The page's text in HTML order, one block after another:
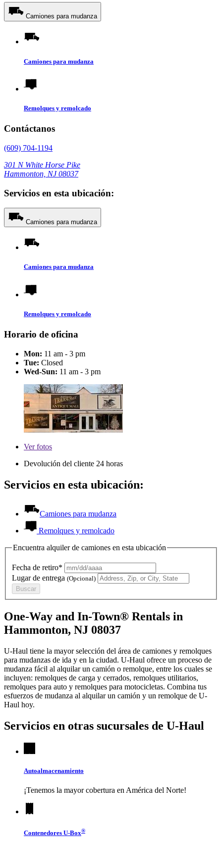
Camiones para mudanza
Camiones para mudanza
Remolques y remolcado
Contáctanos
(609) 704-1194
301 N White Horse Pike
Hammonton, NJ 08037
Servicios en esta ubicación:
Camiones para mudanza
Camiones para mudanza
Remolques y remolcado
Horario de oficina
Mon: 11 am - 3 pm
Tue: Closed
Wed-Sun: 11 am - 3 pm
Verfotos
Devolución del cliente 24 horas
Servicios en esta ubicación:
Camiones para mudanza
Remolques y remolcado
Encuentra alquiler de camiones en esta ubicación
Fecha de retiro*
Lugar de entrega (Opcional)
Buscar
One-Way and In-Town® Rentals in
Hammonton, NJ 08037
U-Haul tiene la mayor selección del área de camiones y remolques
para mudanzas de ida y en la ciudad. U-Haul ofrece un proceso de
mudanza fácil al alquilar un camión o remolque, entre los cuales se
incluyen: remolques de carga y cerrados, remolques utilitarios,
remolques para auto y remolques para motocicletas. Combina tus
esfuerzos de mudanza al alquilar un camión y un remolque de U-
Haul hoy.
Servicios en otras sucursales de U-Haul
Autoalmacenamiento
¡Tenemos la mayor cobertura en América del Norte!
Contenedores U-Box®